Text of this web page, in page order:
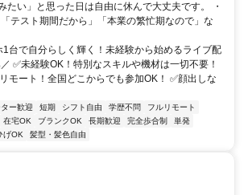
たい」と思った日は自由に休んで大丈夫です。 ・
「テスト期間だから」「本業の繁忙期なので」な
1台で自分らしく輝く！未経験から始めるライブ配
✅未経験OK！特別なスキルや機材は一切不要！
モート！全国どこからでも参加OK！ ✅顔出しな
ー歓迎 短期 シフト自由 学歴不問
フルリモート
在宅OK ブランクOK 長期歓迎 完全歩合制
単発
げOK 髪型・髪色自由